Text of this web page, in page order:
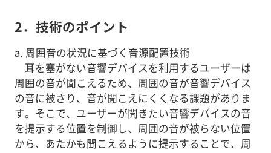
2．技術のポイント
a. 周囲音の状況に基づく音源配置技術
耳を塞がない音響デバイスを利用するユーザーは
周囲の音が聞こえるため、周囲の音が音響デバイス
の音に被さり、音が聞こえにくくなる課題がありま
す。そこで、ユーザーが聞きたい音響デバイスの音
を提示する位置を制御し、周囲の音が被らない位置
から、あたかも聞こえるように提示することで、周